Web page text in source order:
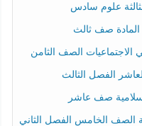
علوم سادس
المادة صف ثالث
الاجتماعيات الصف الثامن
الفصل الثالث
صف عاشر
الصف الخامس الفصل الثاني